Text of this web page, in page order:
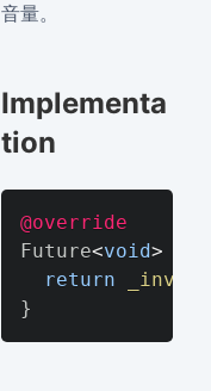
音量。
Implementa
tion
@override
Future<void>
return
}